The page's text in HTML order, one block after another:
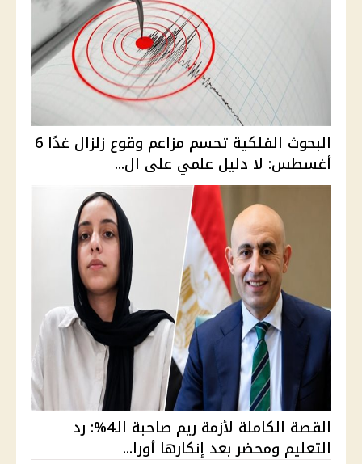
البحوث الفلكية تحسم مزاعم وقوع زلزال غدًا 6
أغسطس: لا دليل علمي على ال...
القصة الكاملة لأزمة ريم صاحبة الـ4%: رد
التعليم ومحضر بعد إنكارها أورا...